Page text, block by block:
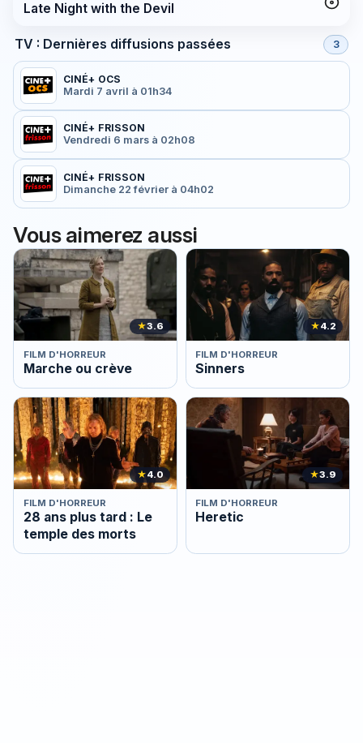
Late Night with the Devil
TV : Dernières diffusions passées 3
CINÉ+ OCS
Mardi 7 avril à 01h34
CINÉ+ FRISSON
Vendredi 6 mars à 02h08
CINÉ+ FRISSON
Dimanche 22 février à 04h02
Vous aimerez aussi
★3.6
FILM D'HORREUR
Marche ou crève
★4.2
FILM D'HORREUR
Sinners
★4.0
FILM D'HORREUR
28 ans plus tard : Le
temple des morts
★3.9
FILM D'HORREUR
Heretic